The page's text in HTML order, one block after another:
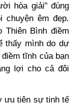
hòa giải" đúng
chuyện êm đẹp.
Thiên Bình điềm
thấy mình do dự
tĩnh của bạn
lợi cho cả đôi
ưu tiên sự tinh tế